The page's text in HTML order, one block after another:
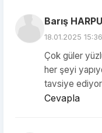
Barış
18.01.2025 15:36
Çok güler
her şeyi
tavsiye
Cevapla